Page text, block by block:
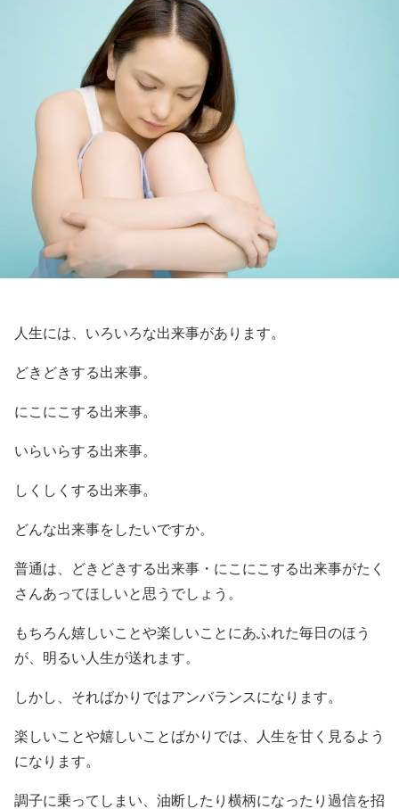
人生には、いろいろな出来事があります。
どきどきする出来事。
にこにこする出来事。
いらいらする出来事。
しくしくする出来事。
どんな出来事をしたいですか。
普通は、どきどきする出来事・にこにこする出来事がたく
さんあってほしいと思うでしょう。
もちろん嬉しいことや楽しいことにあふれた毎日のほう
が、明るい人生が送れます。
しかし、そればかりではアンバランスになります。
楽しいことや嬉しいことばかりでは、人生を甘く見るよう
になります。
調子に乗ってしまい、油断したり横柄になったり過信を招